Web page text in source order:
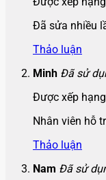
Đã sửa nhiều
Thảo luận
Minh Đã sử
Được xếp hạng
Nhân viên hỗ
Thảo luận
Nam Đã sử